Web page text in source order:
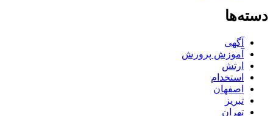
دسته‌ها
آگهی
آموزش پرورش
ارتش
استخدام
اصفهان
تبریز
تهران